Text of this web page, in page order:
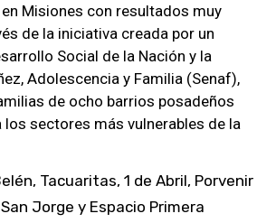
Misiones con resultados muy
de la iniciativa creada por un
Social de la Nación y la
Adolescencia y Familia (Senaf),
de ocho barrios posadeños
los sectores más vulnerables de la
Tacuaritas, 1 de Abril, Porvenir
Jorge y Espacio Primera